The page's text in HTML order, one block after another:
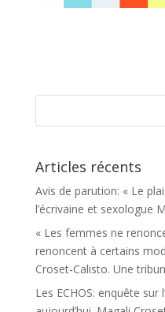
Articles récents
Avis de parution: « Le
l’écrivaine et sexologue
« Les femmes ne
renoncent à certains
Croset-Calisto. Une
Les ECHOS: enquête sur